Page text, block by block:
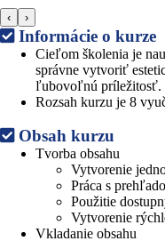
‹ ›
Informácie o kurze
Cieľom školenia je
správne vytvoriť
ľubovoľnú príležitosť.
Rozsah kurzu je 8
Obsah kurzu
Tvorba obsahu
Vytvorenie
Práca s
Použitie
Vytvorenie
Vkladanie obsahu